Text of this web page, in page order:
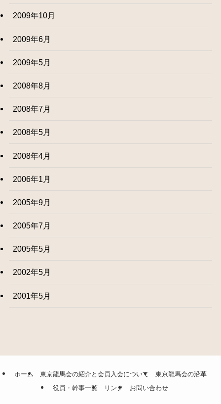
2009年10月
2009年6月
2009年5月
2008年8月
2008年7月
2008年5月
2008年4月
2006年1月
2005年9月
2005年7月
2005年5月
2002年5月
2001年5月
ホーム 東京龍馬会の紹介と会員入会について
東京龍馬会の沿革
役員・幹事一覧
リンク お問い合わせ